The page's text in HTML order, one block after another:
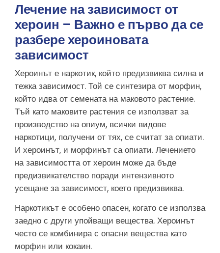
Лечение на зависимост от
хероин – Важно е първо да се
разбере хероиновата
зависимост
Хероинът е наркотик, който предизвиква силна и
тежка зависимост. Той се синтезира от морфин,
който идва от семената на маковото растение.
Тъй като маковите растения се използват за
производство на опиум, всички видове
наркотици, получени от тях, се считат за опиати.
И хероинът, и морфинът са опиати. Лечението
на зависимостта от хероин може да бъде
предизвикателство поради интензивното
усещане за зависимост, което предизвиква.
Наркотикът е особено опасен, когато се използва
заедно с други упойващи вещества. Хероинът
често се комбинира с опасни вещества като
морфин или кокаин.